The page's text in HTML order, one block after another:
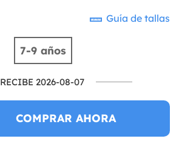
Guía de tallas
7-9 años
RECIBE 2026-08-07
COMPRAR AHORA